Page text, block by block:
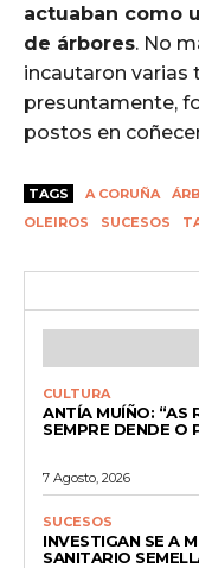
actuaban como
de árbores. No
incautaron varias
presuntamente,
postos en
TAGS A CORUÑA
OLEIROS
SUCESOS
CULTURA
ANTÍA MUÍÑO: “AS
SEMPRE DENDE O
7 Agosto, 2026
SUCESOS
INVESTIGAN SE A
SANITARIO